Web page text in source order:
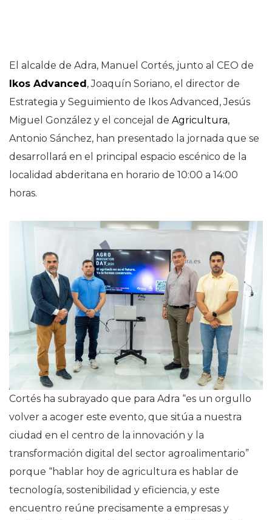
El alcalde de Adra, Manuel Cortés, junto al CEO de
Ikos Advanced, Joaquín Soriano, el director de
Estrategia y Seguimiento de Ikos Advanced, Jesús
Miguel González y el concejal de Agricultura,
Antonio Sánchez, han presentado la jornada que se
desarrollará en el principal espacio escénico de la
localidad abderitana en horario de 10:00 a 14:00
horas.
Cortés ha subrayado que para Adra “es un orgullo
volver a acoger este evento, que sitúa a nuestra
ciudad en el centro de la innovación y la
transformación digital del sector agroalimentario”
porque “hablar hoy de agricultura es hablar de
tecnología, sostenibilidad y eficiencia, y este
encuentro reúne precisamente a empresas y